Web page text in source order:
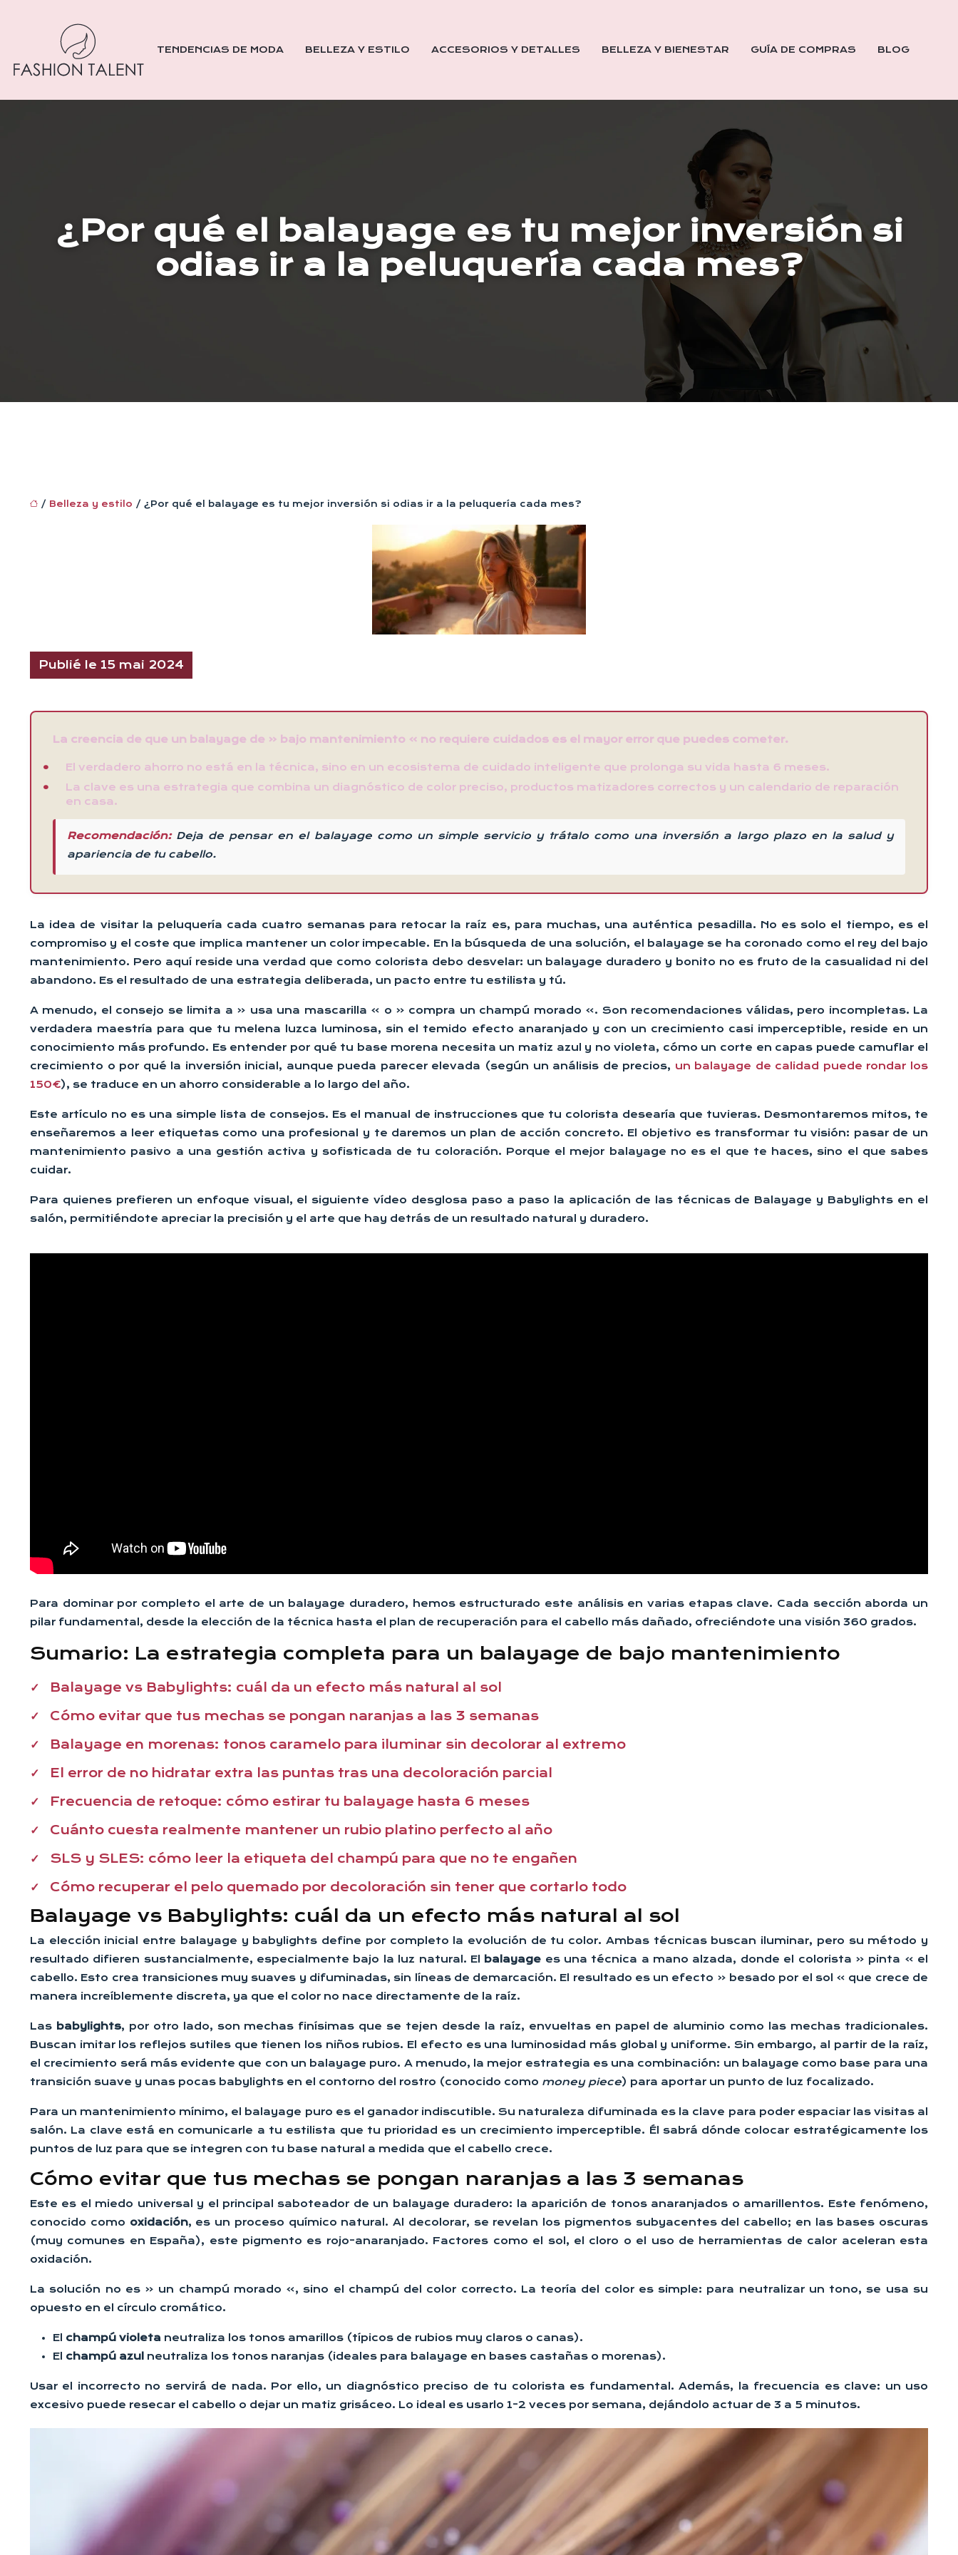
TENDENCIAS DE MODA BELLEZA Y ESTILO ACCESORIOS Y DETALLES BELLEZA Y BIENESTAR GUÍA DE COMPRAS BLOG
¿Por qué el balayage es tu mejor inversión si
odias ir a la peluquería cada mes?
/ Belleza y estilo / ¿Por qué el balayage es tu mejor inversión si odias ir a la peluquería cada mes?
Publié le 15 mai 2024
La creencia de que un balayage de « bajo mantenimiento » no requiere cuidados es el mayor error que puedes cometer.
El verdadero ahorro no está en la técnica, sino en un ecosistema de cuidado inteligente que prolonga su vida hasta 6 meses.
La clave es una estrategia que combina un diagnóstico de color preciso, productos matizadores correctos y un calendario de reparación
en casa.
Recomendación:Deja de pensar en el balayage como un simple servicio y trátalo como una inversión a largo plazo en la salud y
apariencia de tu cabello.
La idea de visitar la peluquería cada cuatro semanas para retocar la raíz es, para muchas, una auténtica pesadilla. No es solo el tiempo, es el
compromiso y el coste que implica mantener un color impecable. En la búsqueda de una solución, el balayage se ha coronado como el rey del bajo
mantenimiento. Pero aquí reside una verdad que como colorista debo desvelar: un balayage duradero y bonito no es fruto de la casualidad ni del
abandono. Es el resultado de una estrategia deliberada, un pacto entre tu estilista y tú.
A menudo, el consejo se limita a « usa una mascarilla » o « compra un champú morado ». Son recomendaciones válidas, pero incompletas. La
verdadera maestría para que tu melena luzca luminosa, sin el temido efecto anaranjado y con un crecimiento casi imperceptible, reside en un
conocimiento más profundo. Es entender por qué tu base morena necesita un matiz azul y no violeta, cómo un corte en capas puede camuflar el
crecimiento o por qué la inversión inicial, aunque pueda parecer elevada (según un análisis de precios, un balayage de calidad puede rondar los
150€), se traduce en un ahorro considerable a lo largo del año.
Este artículo no es una simple lista de consejos. Es el manual de instrucciones que tu colorista desearía que tuvieras. Desmontaremos mitos, te
enseñaremos a leer etiquetas como una profesional y te daremos un plan de acción concreto. El objetivo es transformar tu visión: pasar de un
mantenimiento pasivo a una gestión activa y sofisticada de tu coloración. Porque el mejor balayage no es el que te haces, sino el que sabes
cuidar.
Para quienes prefieren un enfoque visual, el siguiente vídeo desglosa paso a paso la aplicación de las técnicas de Balayage y Babylights en el
salón, permitiéndote apreciar la precisión y el arte que hay detrás de un resultado natural y duradero.
Para dominar por completo el arte de un balayage duradero, hemos estructurado este análisis en varias etapas clave. Cada sección aborda un
pilar fundamental, desde la elección de la técnica hasta el plan de recuperación para el cabello más dañado, ofreciéndote una visión 360 grados.
Sumario: La estrategia completa para un balayage de bajo mantenimiento
Balayage vs Babylights: cuál da un efecto más natural al sol
Cómo evitar que tus mechas se pongan naranjas a las 3 semanas
Balayage en morenas: tonos caramelo para iluminar sin decolorar al extremo
El error de no hidratar extra las puntas tras una decoloración parcial
Frecuencia de retoque: cómo estirar tu balayage hasta 6 meses
Cuánto cuesta realmente mantener un rubio platino perfecto al año
SLS y SLES: cómo leer la etiqueta del champú para que no te engañen
Cómo recuperar el pelo quemado por decoloración sin tener que cortarlo todo
Balayage vs Babylights: cuál da un efecto más natural al sol
La elección inicial entre balayage y babylights define por completo la evolución de tu color. Ambas técnicas buscan iluminar, pero su método y
resultado difieren sustancialmente, especialmente bajo la luz natural. El
balayage es una técnica a mano alzada, donde el colorista « pinta » el
cabello. Esto crea transiciones muy suaves y difuminadas, sin líneas de demarcación. El resultado es un efecto « besado por el sol » que crece de
manera increíblemente discreta, ya que el color no nace directamente de la raíz.
Las babylights, por otro lado, son mechas finísimas que se tejen desde la raíz, envueltas en papel de aluminio como las mechas tradicionales.
Buscan imitar los reflejos sutiles que tienen los niños rubios. El efecto es una luminosidad más global y uniforme. Sin embargo, al partir de la raíz,
el crecimiento será más evidente que con un balayage puro. A menudo, la mejor estrategia es una combinación: un balayage como base para una
transición suave y unas pocas babylights en el contorno del rostro (conocido como money piece) para aportar un punto de luz focalizado.
Para un mantenimiento mínimo, el balayage puro es el ganador indiscutible. Su naturaleza difuminada es la clave para poder espaciar las visitas al
salón. La clave está en comunicarle a tu estilista que tu prioridad es un crecimiento imperceptible. Él sabrá dónde colocar estratégicamente los
puntos de luz para que se integren con tu base natural a medida que el cabello crece.
Cómo evitar que tus mechas se pongan naranjas a las 3 semanas
Este es el miedo universal y el principal saboteador de un balayage duradero: la aparición de tonos anaranjados o amarillentos. Este fenómeno,
conocido como oxidación, es un proceso químico natural. Al decolorar, se revelan los pigmentos subyacentes del cabello; en las bases oscuras
(muy comunes en España), este pigmento es rojo-anaranjado. Factores como el sol, el cloro o el uso de herramientas de calor aceleran esta
oxidación.
La solución no es « un champú morado », sino el champú del color correcto. La teoría del color es simple: para neutralizar un tono, se usa su
opuesto en el círculo cromático.
El champú violeta neutraliza los tonos amarillos (típicos de rubios muy claros o canas).
El champú azul neutraliza los tonos naranjas (ideales para balayage en bases castañas o morenas).
Usar el incorrecto no servirá de nada. Por ello, un diagnóstico preciso de tu colorista es fundamental. Además, la frecuencia es clave: un uso
excesivo puede resecar el cabello o dejar un matiz grisáceo. Lo ideal es usarlo 1-2 veces por semana, dejándolo actuar de 3 a 5 minutos.